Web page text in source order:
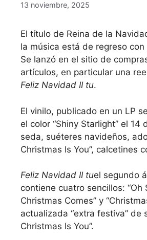
13 noviembre, 2025
El título de Reina de la
la música está de regreso
Se lanzó en el sitio de
artículos, en particular una
Feliz Navidad II tu.
El vinilo, publicado en un LP
el color “Shiny Starlight” el
seda, suéteres navideños,
Christmas Is You”, calcetines
Feliz Navidad II tuel segundo
contiene cuatro sencillos: “Oh
Christmas Comes” y
actualizada “extra festiva” de
Christmas Is You”.